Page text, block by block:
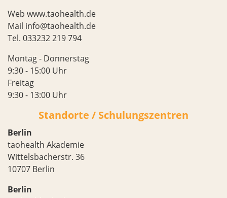
Web www.taohealth.de
Mail info@taohealth.de
Tel. 033232 219 794
Montag - Donnerstag
9:30 - 15:00 Uhr
Freitag
9:30 - 13:00 Uhr
Standorte / Schulungszentren
Berlin
taohealth Akademie
Wittelsbacherstr. 36
10707 Berlin
Berlin